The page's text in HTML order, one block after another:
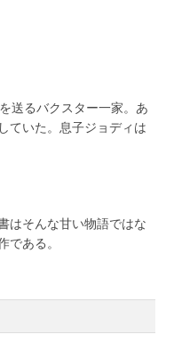
送るバクスター一家。あ
ていた。息子ジョディは
はそんな甘い物語ではな
ある。